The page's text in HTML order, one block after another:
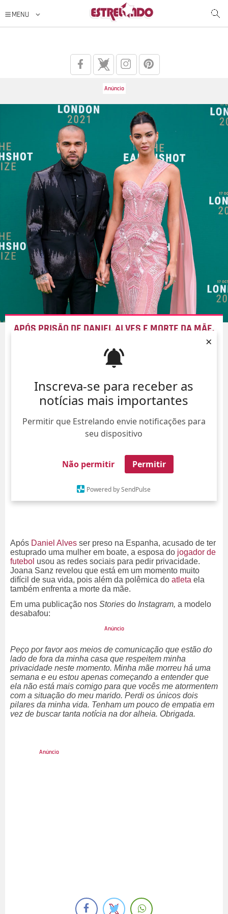
Inscreva-se para receber as
notícias mais importantes
Permitir que Estrelando envie notificações para
seu dispositivo
Não permitir Permitir
Powered by SendPulse
×
APÓS PRISÃO DE DANIEL ALVES E MORTE DA MÃE,
PERDI OS ÚNICOS
DOIS PILARES DA MINHA VIDA
Após Daniel Alves ser preso na Espanha, acusado de ter
estuprado uma mulher em boate, a esposa do jogador de
futebol usou as redes sociais para pedir privacidade.
Joana Sanz revelou que está em um momento muito
difícil de sua vida, pois além da polêmica do atleta ela
também enfrenta a morte da mãe.
Em uma publicação nos Stories do Instagram, a modelo
desabafou:
Peço por favor aos meios de comunicação que estão do
lado de fora da minha casa que respeitem minha
privacidade neste momento. Minha mãe morreu há uma
semana e eu estou apenas começando a entender que
ela não está mais comigo para que vocês me atormentem
com a situação do meu marido. Perdi os únicos dois
pilares da minha vida. Tenham um pouco de empatia em
vez de buscar tanta notícia na dor alheia. Obrigada.